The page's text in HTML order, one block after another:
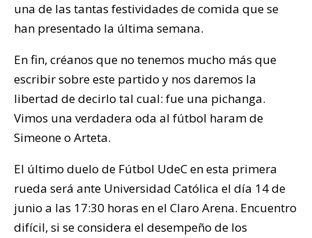
una de las tantas festividades de comida que se
han presentado la última semana.
En fin, créanos que no tenemos mucho más que
escribir sobre este partido y nos daremos la
libertad de decirlo tal cual: fue una pichanga.
Vimos una verdadera oda al fútbol haram de
Simeone o Arteta.
El último duelo de Fútbol UdeC en esta primera
rueda será ante Universidad Católica el día 14 de
junio a las 17:30 horas en el Claro Arena. Encuentro
difícil, si se considera el desempeño de los